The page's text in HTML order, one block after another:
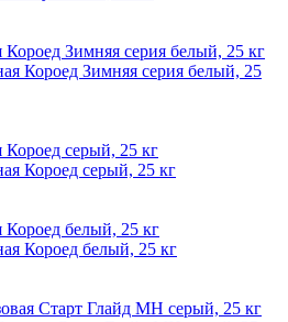
Короед Зимняя серия белый, 25 кг
Короед серый, 25 кг
Короед белый, 25 кг
Старт Глайд МН серый, 25 кг